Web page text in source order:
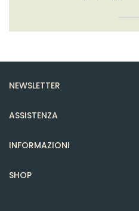
NEWSLETTER
ASSISTENZA
INFORMAZIONI
SHOP